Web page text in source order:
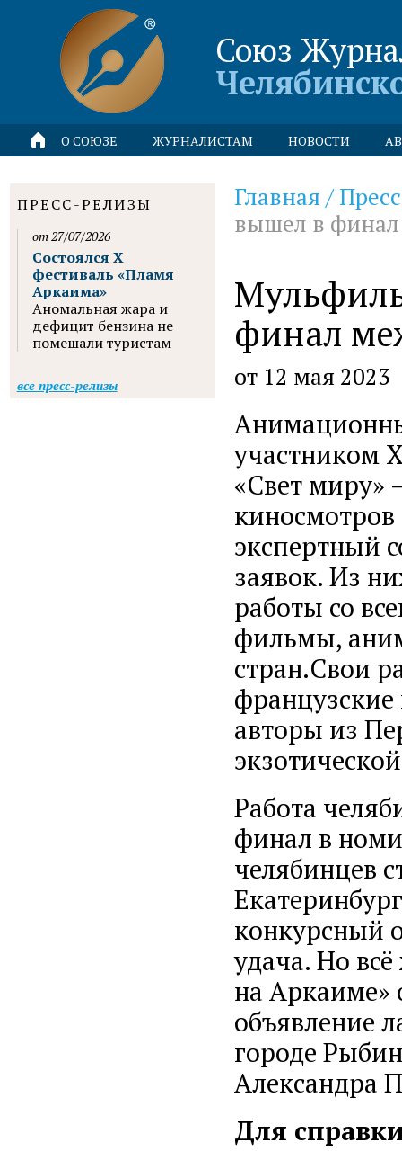
Союз
О СОЮЗЕ ЖУРНАЛИСТАМ НОВОСТИ
Главная /
вышел в финал
финал
от 12 мая 2023
участником
«Свет миру»
киносмотров
экспертный
заявок. Из
работы со
фильмы,
стран.Свои
авторы из
Работа
финал в
челябинцев
конкурсный
удача. Но
на Аркаиме»
объявление
городе
Александра
Для
ПРЕСС-РЕЛИЗЫ
от 27/07/2026
Состоялся X
фестиваль «Пламя
Аркаима»
Аномальная жара и
дефицит бензина не
помешали туристам
все пресс-релизы